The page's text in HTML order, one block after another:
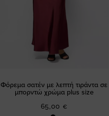
Φόρεμα σατέν με λεπτή τιράντα σε
μπορντώ χρώμα plus size
65,00 €